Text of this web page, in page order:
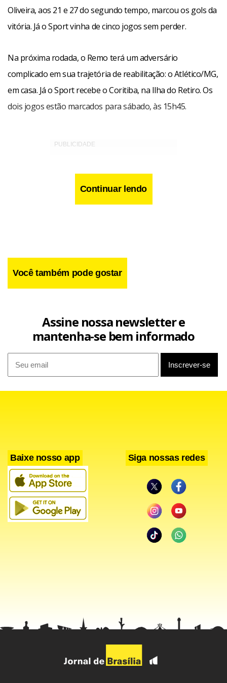
Oliveira, aos 21 e 27 do segundo tempo, marcou os gols da
vitória. Já o Sport vinha de cinco jogos sem perder.
Na próxima rodada, o Remo terá um adversário
complicado em sua trajetória de reabilitação: o Atlético/MG,
em casa. Já o Sport recebe o Coritiba, na Ilha do Retiro. Os
dois jogos estão marcados para sábado, às 15h45.
Facebook
WhatsApp
LinkedIn
Twitter
X Telegram
Share
Continuar lendo
Você também pode gostar
Assine nossa newsletter e
mantenha-se bem informado
Baixe nosso app Siga nossas redes